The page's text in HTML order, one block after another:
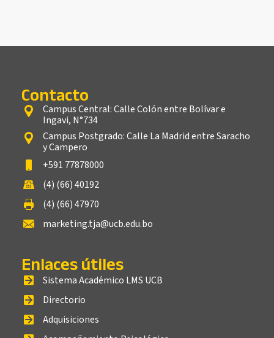
Contacto
Campus Central: Calle Colón entre Bolívar e
Ingavi, N°734
Campus Postgrado: Calle La Madrid entre Saracho
y Campero
+591 77878000
(4) (66) 40192
(4) (66) 47970
marketing.tja@ucb.edu.bo
Enlaces útiles
Sistema Académico LMS UCB
Directorio
Adquisiciones